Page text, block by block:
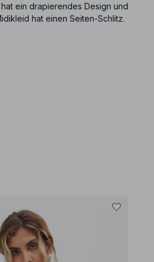
ein drapierendes Design und
hat einen Seiten-Schlitz.